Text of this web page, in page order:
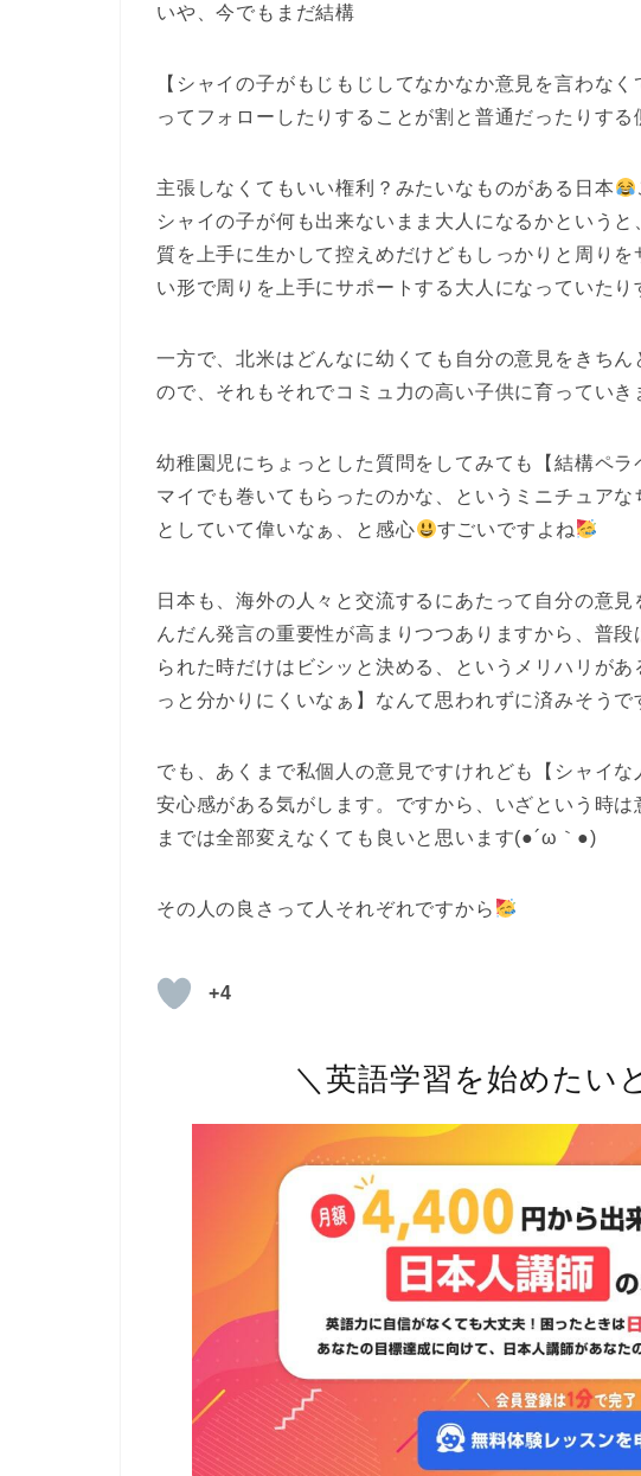
いや、今でもまだ結構
【シャイの子がもじもじしてなかなか意見を言わな
ってフォローしたりすることが割と普通だったりする
主張しなくてもいい権利？みたいなものがある日本
シャイの子が何も出来ないまま大人になるかという
質を上手に生かして控えめだけどもしっかりと周り
い形で周りを上手にサポートする大人になっていた
一方で、北米はどんなに幼くても自分の意見をきち
ので、それもそれでコミュ力の高い子供に育っていき
幼稚園児にちょっとした質問をしてみても【結構ペラ
マイでも巻いてもらったのかな、というミニチュアな
としていて偉いなぁ、と感心
すごいですよね
日本も、海外の人々と交流するにあたって自分の意
んだん発言の重要性が高まりつつありますから、普
られた時だけはビシッと決める、というメリハリが
っと分かりにくいなぁ】なんて思われずに済みそうで
でも、あくまで私個人の意見ですけれども【シャイ
安心感がある気がします。ですから、いざという時
までは全部変えなくても良いと思います(●´ω｀●)
その人の良さって人それぞれですから
+4
＼英語学習を始めたい